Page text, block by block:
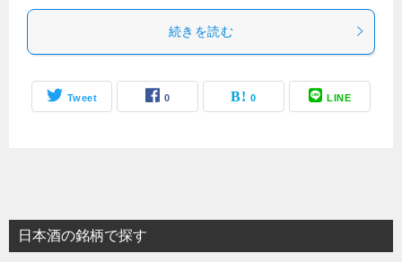
続きを読む
Tweet 0 0 LINE
日本酒の銘柄で探す